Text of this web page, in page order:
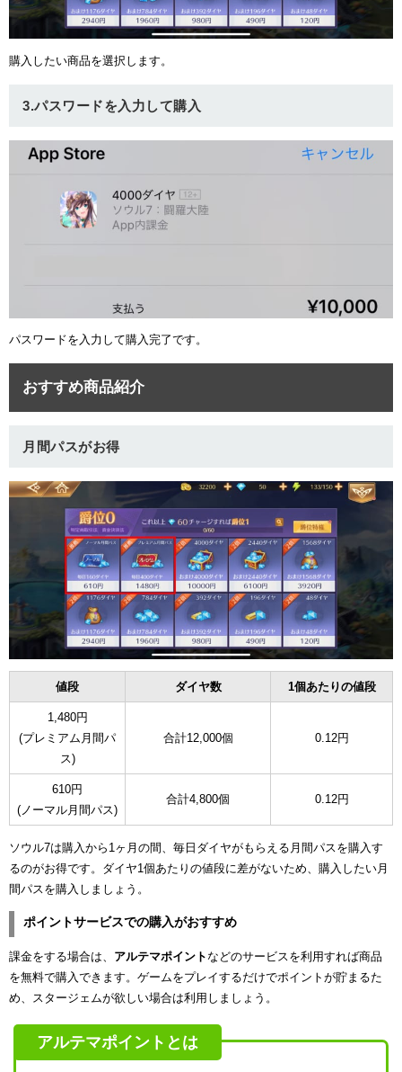
購入したい商品を選択します。
3.パスワードを入力して購入
パスワードを入力して購入完了です。
おすすめ商品紹介
月間パスがお得
値段 ダイヤ数 1個あたりの値段
1,480円
(プレミアム月間パ
ス)
合計12,000個 0.12円
610円
(ノーマル月間パス)
合計4,800個 0.12円
ソウル7は購入から1ヶ月の間、毎日ダイヤがもらえる月間パスを購入す
るのがお得です。ダイヤ1個あたりの値段に差がないため、購入したい月
間パスを購入しましょう。
ポイントサービスでの購入がおすすめ
課金をする場合は、 アルテマポイントなどのサービスを利用すれば商品
を無料で購入できます。ゲームをプレイするだけでポイントが貯まるた
め、スタージェムが欲しい場合は利用しましょう。
アルテマポイントとは